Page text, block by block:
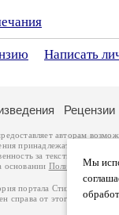
Написать
Мы
Рецензии
авторам
принадлежат авторам и
за тексты
основании Политики
портала Стихи.ру –
справа от этого текста. В